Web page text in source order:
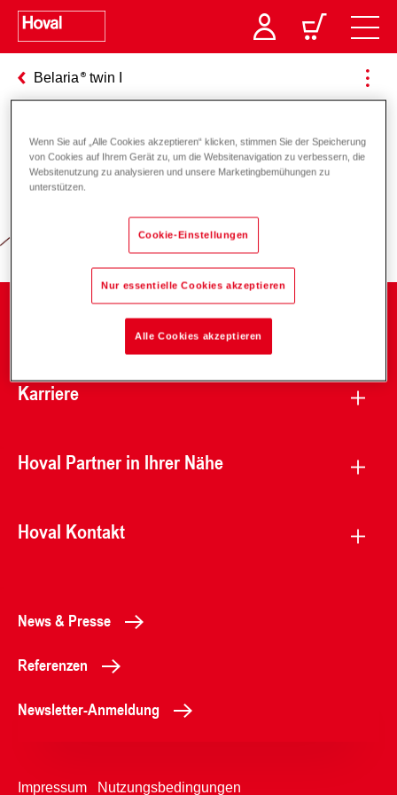
Belaria twin I
Verantwortung für Energie und
Karriere
Hoval Partner in Ihrer Nähe
Hoval Kontakt
News & Presse
Referenzen
Newsletter-Anmeldung
Impressum Nutzungsbedingungen
Wenn Sie auf „Alle Cookies akzeptieren“ klicken, stimmen Sie der Speicherung
von Cookies auf Ihrem Gerät zu, um die Websitenavigation zu verbessern, die
Websitenutzung zu analysieren und unsere Marketingbemühungen zu
unterstützen.
Cookie-Einstellungen
Nur essentielle Cookies akzeptieren
Alle Cookies akzeptieren